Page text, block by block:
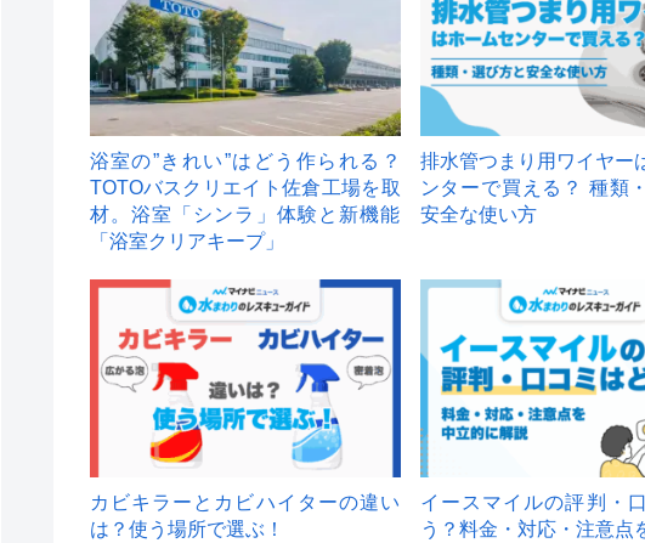
浴室の”きれい”はどう作られる？
TOTOバスクリエイト佐倉工場を取
材。浴室「シンラ」体験と新機能
「浴室クリアキープ」
排水管つまり用ワイヤー
ンターで買える？ 種類
安全な使い方
カビキラーとカビハイターの違い
は？使う場所で選ぶ！
イースマイルの評判・
う？料金・対応・注意点